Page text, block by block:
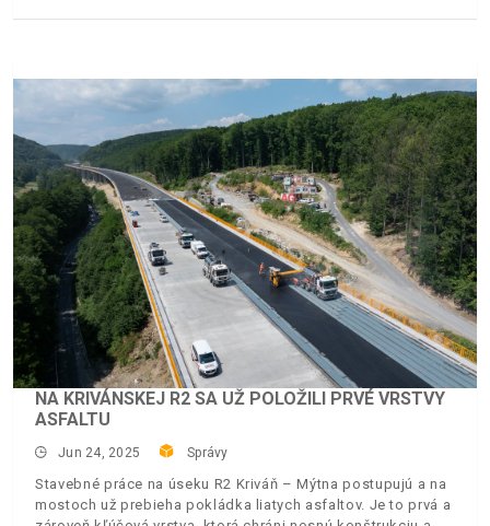
NA KRIVÁNSKEJ R2 SA UŽ POLOŽILI PRVÉ VRSTVY
ASFALTU
Jun 24, 2025 Správy
Stavebné práce na úseku R2 Kriváň – Mýtna postupujú a na
mostoch už prebieha pokládka liatych asfaltov. Je to prvá a